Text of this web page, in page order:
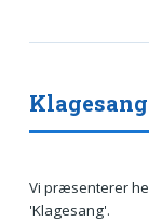
Vi præsenterer
'Klagesang'.